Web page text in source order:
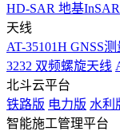
HD-SAR 地基InSAR
天线
AT-35101H GNSS
3232 双频螺旋天线
北斗云平台
铁路版 电力版 水利
智能施工管理平台